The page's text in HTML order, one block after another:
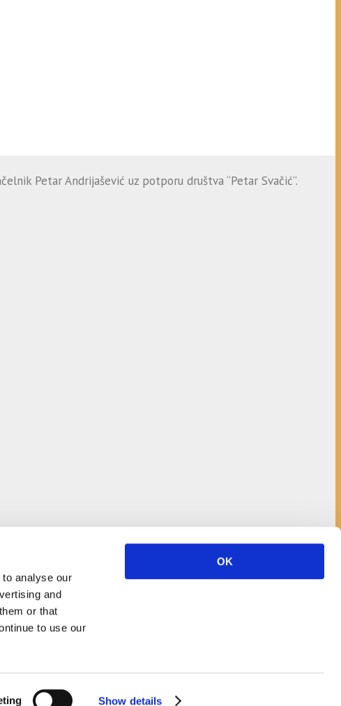
analyse our
and
or that
to use our
Show details
OK
Petar Andrijašević uz potporu društva “Petar Svačić”.